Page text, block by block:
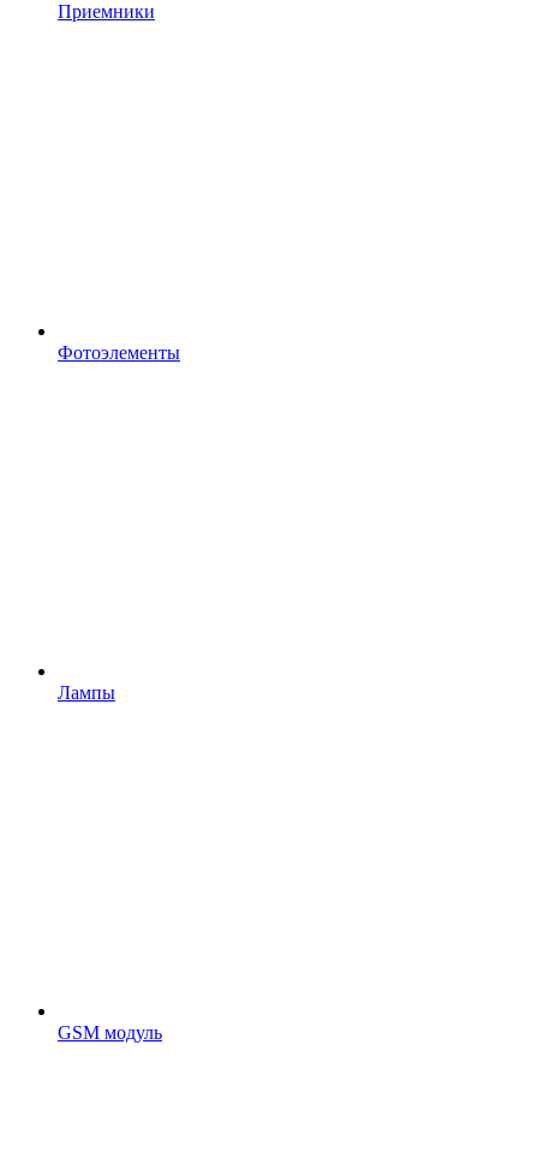
Приемники
Фотоэлементы
Лампы
GSM модуль